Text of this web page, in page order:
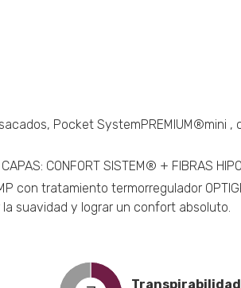
Pocket SystemPREMIUM®mini ,
CONFORT SISTEM® + FIBRAS
con tratamiento termorregulador
suavidad y lograr un confort absoluto.
Transpirabilidad